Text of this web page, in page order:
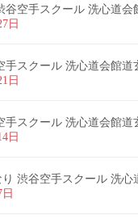
谷空手スクール 洗心道会
日
手スクール 洗心道会館道
日
手スクール 洗心道会館道
日
渋谷空手スクール 洗